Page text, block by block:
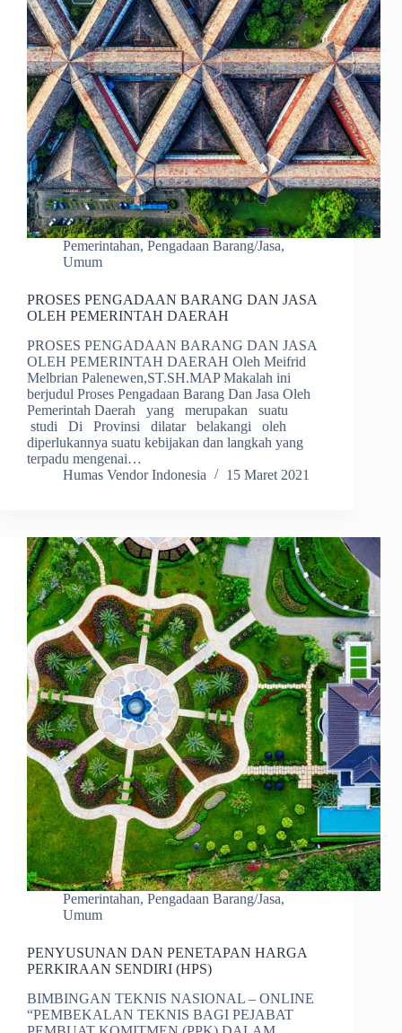
Pemerintahan, Pengadaan Barang/Jasa,
Umum
PROSES PENGADAAN BARANG DAN JASA
OLEH PEMERINTAH DAERAH
PROSES PENGADAAN BARANG DAN JASA
OLEH PEMERINTAH DAERAH Oleh Meifrid
Melbrian Palenewen,ST.SH.MAP Makalah ini
berjudul Proses Pengadaan Barang Dan Jasa Oleh
Pemerintah Daerah yang merupakan suatu
studi Di Provinsi dilatar belakangi oleh
diperlukannya suatu kebijakan dan langkah yang
terpadu mengenai…
Humas Vendor Indonesia
15 Maret 2021
Pemerintahan, Pengadaan Barang/Jasa,
Umum
PENYUSUNAN DAN PENETAPAN HARGA
PERKIRAAN SENDIRI (HPS)
BIMBINGAN TEKNIS NASIONAL – ONLINE
“PEMBEKALAN TEKNIS BAGI PEJABAT